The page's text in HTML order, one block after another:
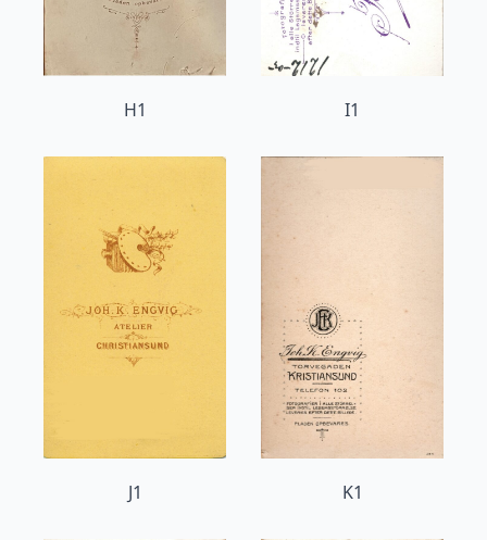
H1 I1
J1 K1